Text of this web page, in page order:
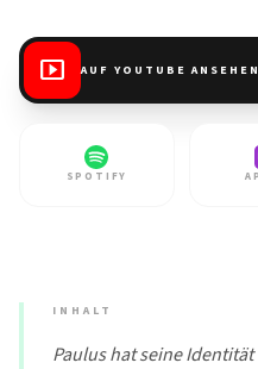
smart_display AUF YOUTUBE ANSEHEN
SPOTIFY
INHALT
Paulus hat seine